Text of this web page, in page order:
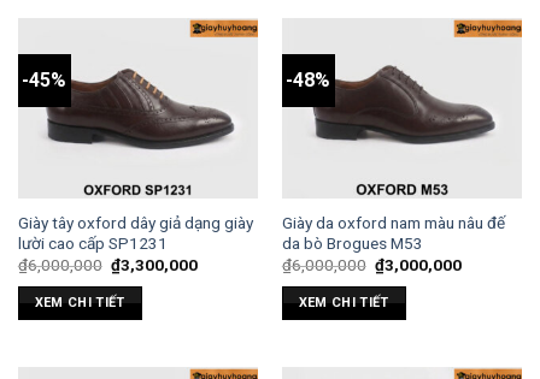
-45%
Giày tây oxford dây giả dạng giày
lười cao cấp SP1231
₫6,000,000 ₫3,300,000
XEM CHI TIẾT
-48%
Giày da oxford nam màu nâu đế
da bò Brogues M53
₫6,000,000 ₫3,000,000
XEM CHI TIẾT